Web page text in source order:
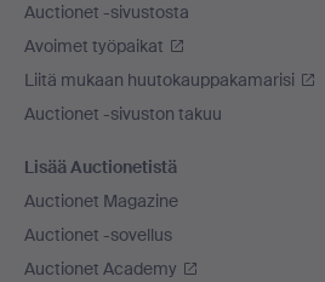
Auctionet -sivustosta
Avoimet työpaikat
Liitä mukaan huutokauppakamarisi
Auctionet -sivuston takuu
Lisää Auctionetistä
Auctionet Magazine
Auctionet -sovellus
Auctionet Academy